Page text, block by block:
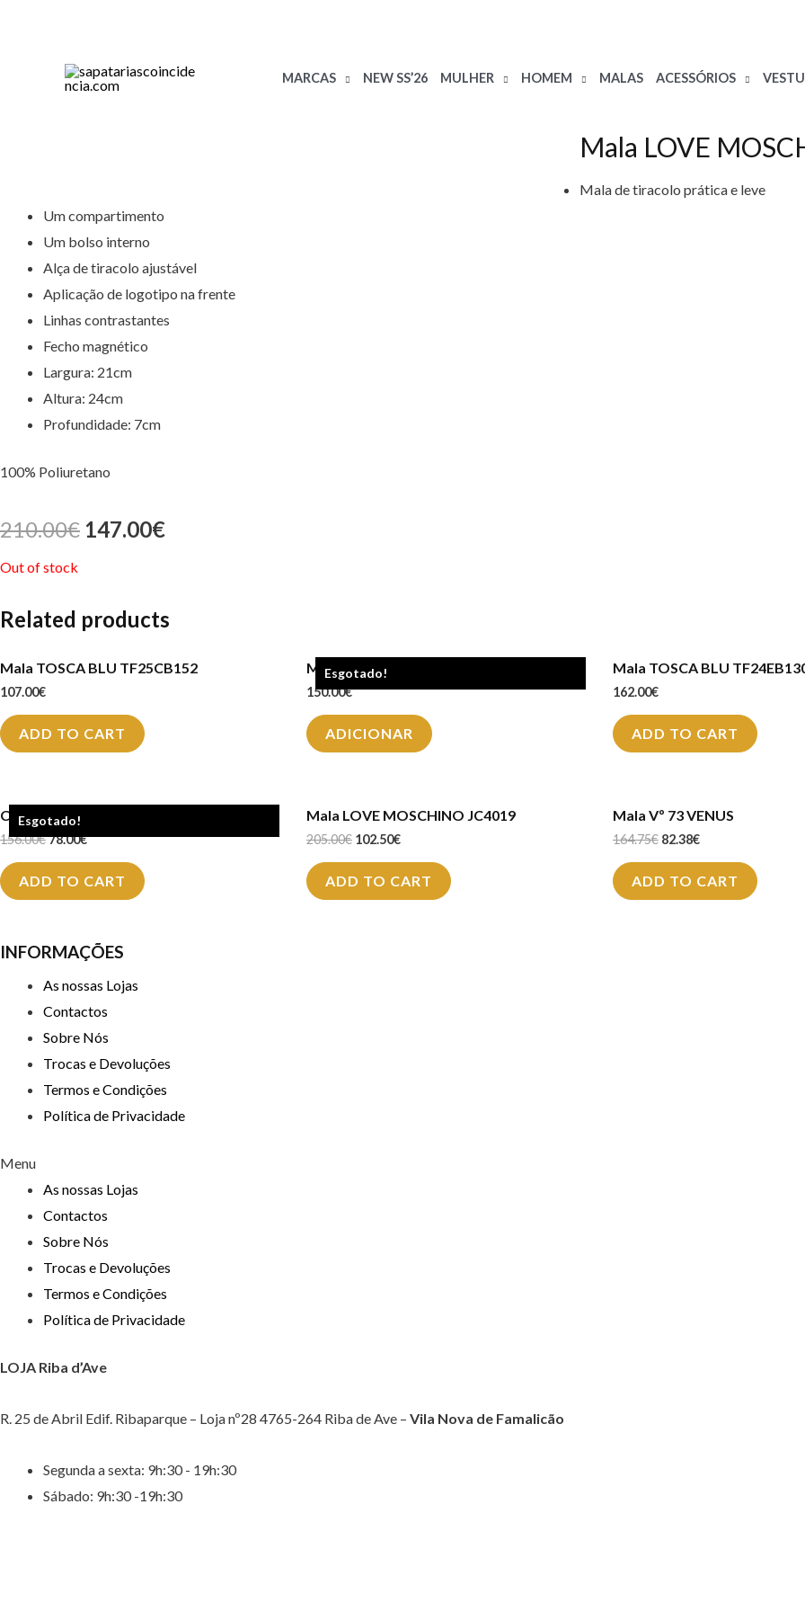
MARCAS NEW SS’26 MULHER HOMEM MALAS ACESSÓRIOS
Mala LOVE
Mala de tiracolo prática e leve
Um compartimento
Um bolso interno
Alça de tiracolo ajustável
Aplicação de logotipo na frente
Linhas contrastantes
Fecho magnético
Largura: 21cm
Altura: 24cm
Profundidade: 7cm
100% Poliuretano
210.00€ 147.00€
Out of stock
Related products
Mala TOSCA BLU TF25CB152
107.00€
ADD TO CART
Esgotado!
Mala TOSCA BLU TF25JB173
150.00€
ADICIONAR
Mala TOSCA BLU
162.00€
ADD TO CART
Esgotado!
Clutch LOVE MOSCHINO JC4342
156.00€78.00€
ADD TO CART
Mala LOVE MOSCHINO JC4019
205.00€ 102.50€
ADD TO CART
Mala Vº 73 VENUS
164.75€ 82.38€
ADD TO CART
INFORMAÇÕES
As nossas Lojas
Contactos
Sobre Nós
Trocas e Devoluções
Termos e Condições
Política de Privacidade
Menu
As nossas Lojas
Contactos
Sobre Nós
Trocas e Devoluções
Termos e Condições
Política de Privacidade
LOJA Riba d’Ave
R. 25 de Abril Edif. Ribaparque – Loja nº28 4765-264 Riba de Ave – Vila Nova de Famalicão
Segunda a sexta: 9h:30 - 19h:30
Sábado: 9h:30 -19h:30